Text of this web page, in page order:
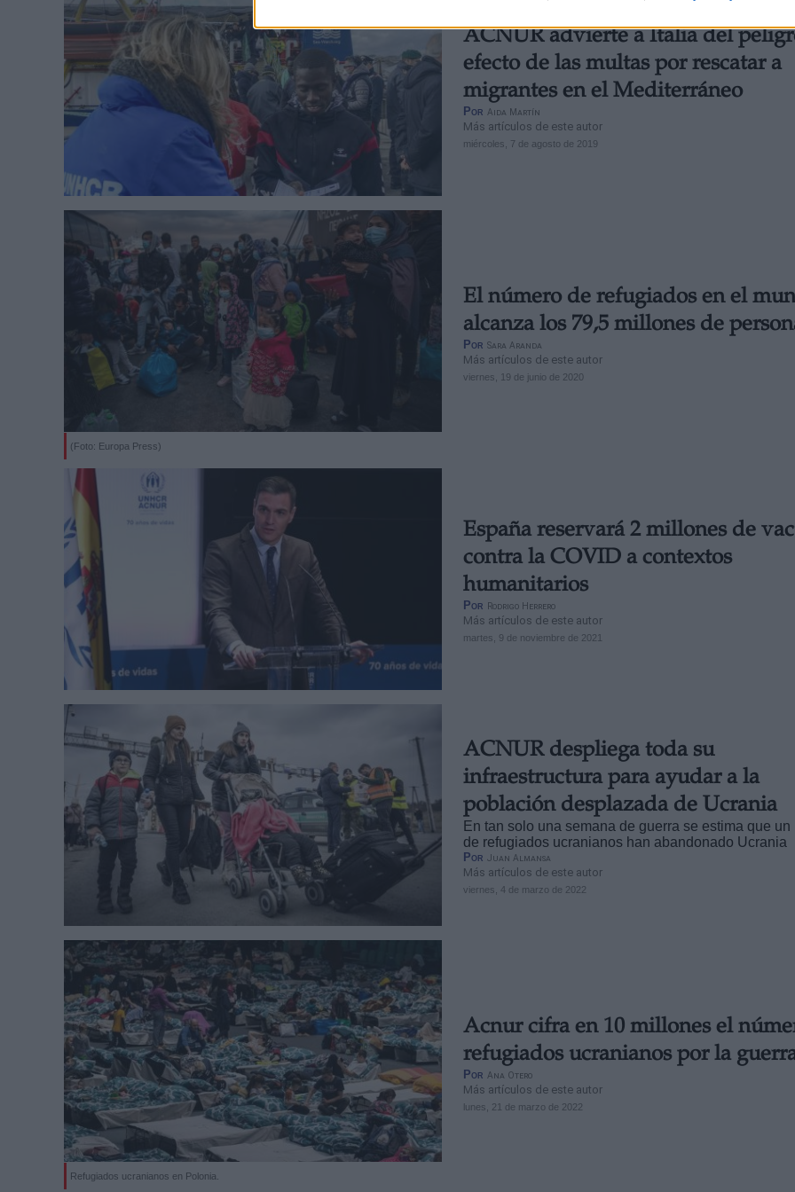
ACNUR advierte a Italia del
efecto de las multas por rescatar a
migrantes en el Mediterráneo
Por Aida Martín
Más artículos de este autor
miércoles, 7 de agosto de 2019
(Foto: Europa Press)
El número de refugiados en el
alcanza los 79,5 millones de
Por Sara Aranda
Más artículos de este autor
viernes, 19 de junio de 2020
España reservará 2 millones de
contra la COVID a contextos
humanitarios
Por Rodrigo Herrero
Más artículos de este autor
martes, 9 de noviembre de 2021
ACNUR despliega toda su
infraestructura para ayudar a la
población desplazada de Ucrania
En tan solo una semana de guerra se estima que un
de refugiados ucranianos han abandonado Ucrania
Por Juan Almansa
Más artículos de este autor
viernes, 4 de marzo de 2022
Refugiados ucranianos en Polonia.
Acnur cifra en 10 millones el
refugiados ucranianos por la
Por Ana Otero
Más artículos de este autor
lunes, 21 de marzo de 2022